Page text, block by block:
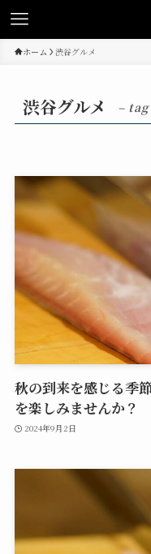
ホーム 渋谷グルメ
渋谷グルメ – tag
秋の到来を感じる季
を楽しみませんか？
2024年9月2日